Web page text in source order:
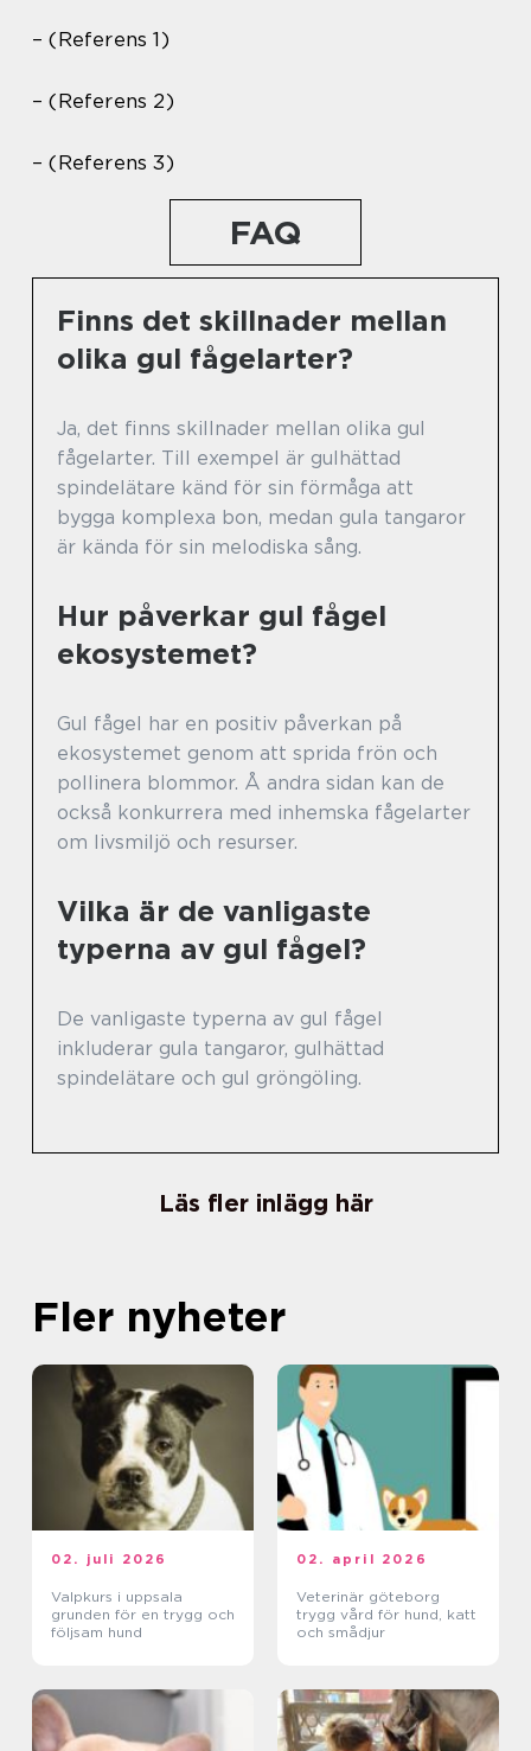
– (Referens 1)
– (Referens 2)
– (Referens 3)
FAQ
Finns det skillnader mellan
olika gul fågelarter?
Ja, det finns skillnader mellan olika gul
fågelarter. Till exempel är gulhättad
spindelätare känd för sin förmåga att
bygga komplexa bon, medan gula tangaror
är kända för sin melodiska sång.
Hur påverkar gul fågel
ekosystemet?
Gul fågel har en positiv påverkan på
ekosystemet genom att sprida frön och
pollinera blommor. Å andra sidan kan de
också konkurrera med inhemska fågelarter
om livsmiljö och resurser.
Vilka är de vanligaste
typerna av gul fågel?
De vanligaste typerna av gul fågel
inkluderar gula tangaror, gulhättad
spindelätare och gul gröngöling.
Läs fler inlägg här
Fler nyheter
02. juli 2026
Valpkurs i uppsala
grunden för en trygg och
följsam hund
02. april 2026
Veterinär göteborg
trygg vård för hund, katt
och smådjur